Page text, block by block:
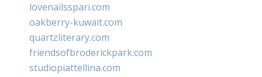
lovenailsspari.com
oakberry-kuwait.com
quartzliterary.com
friendsofbroderickpark.com
studiopiattellina.com